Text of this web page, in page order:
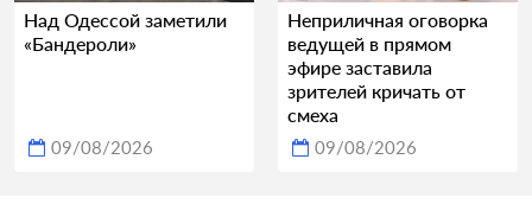
Над Одессой заметили
«Бандероли»
09/08/2026
Неприличная оговорка
ведущей в прямом
эфире заставила
зрителей кричать от
смеха
09/08/2026